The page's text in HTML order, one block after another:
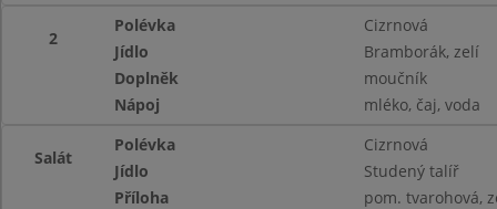
2
Polévka
Cizrnová
Jídlo
Bramborák, zelí
Doplněk
moučník
Nápoj
mléko, čaj, voda
Salát
Polévka
Cizrnová
Jídlo
Studený talíř
Příloha
pom. tvarohová,